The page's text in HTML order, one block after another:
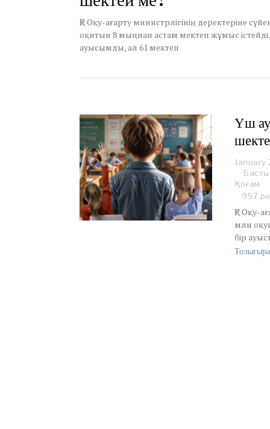
y
7
,
2
ҚР Оқу-ағарту министрлігінің деректеріне
оқитын 8 мыңнан астам мектеп жұмыс
ауысымды, ал 61 мектеп
Үш
January
Басты
Қоғам
957
ҚР Оқу-
млн
бір